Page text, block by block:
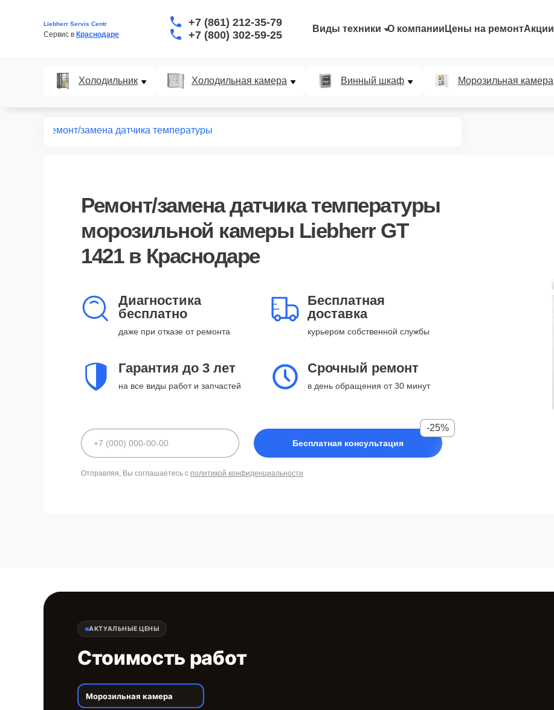
Liebherr Servis Centr
Сервис в Краснодаре
+7 (861) 212-35-79
+7 (800) 302-59-25
Виды техники О компании Цены на ремонтАкции
Холодильник Холодильная камера Винный шкаф Морозильная камера
Ремонт/замена датчика температуры
Ремонт/замена датчика температуры
морозильной камеры Liebherr GT
1421 в Краснодаре
Диагностика
бесплатно
даже при отказе от ремонта
Бесплатная
доставка
курьером собственной службы
Гарантия до 3 лет
на все виды работ и запчастей
Срочный ремонт
в день обращения от 30 минут
Бесплатная консультация
-25%
Отправляя, Вы соглашаетесь с политикой конфиденциальности
АКТУАЛЬНЫЕ ЦЕНЫ
Стоимость работ
Морозильная камера